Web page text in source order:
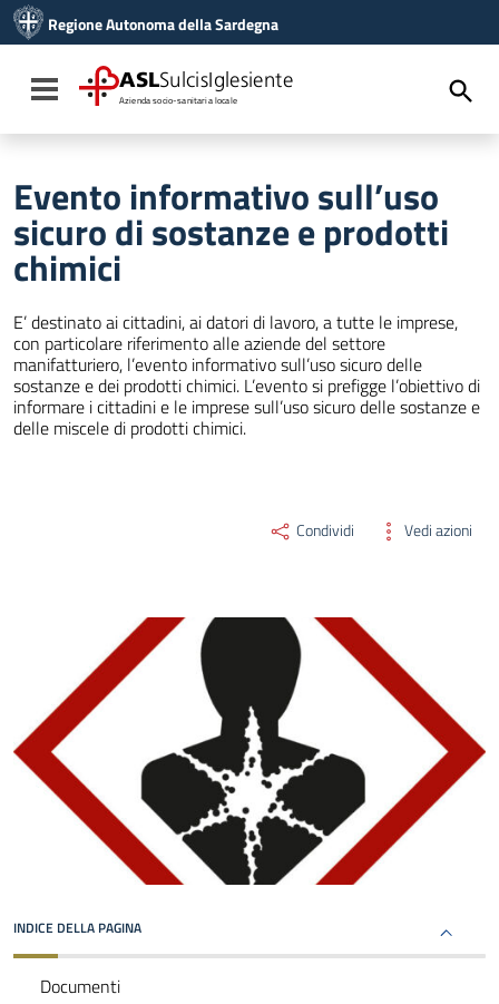
Vai al menu di navigazione
Vai al footer
Regione Autonoma della Sardegna
Toggle navigation
ASLSulcisIglesiente
Azienda socio-sanitaria locale
Evento informativo sull’uso
sicuro di sostanze e prodotti
chimici
E’ destinato ai cittadini, ai datori di lavoro, a tutte le imprese,
con particolare riferimento alle aziende del settore
manifatturiero, l’evento informativo sull’uso sicuro delle
sostanze e dei prodotti chimici. L’evento si prefigge l’obiettivo di
informare i cittadini e le imprese sull’uso sicuro delle sostanze e
delle miscele di prodotti chimici.
Condividi Vedi azioni
INDICE DELLA PAGINA
Documenti